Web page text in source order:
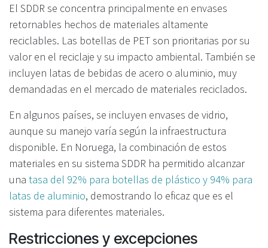
El SDDR se concentra principalmente en envases
retornables hechos de materiales altamente
reciclables. Las botellas de PET son prioritarias por su
valor en el reciclaje y su impacto ambiental. También se
incluyen latas de bebidas de acero o aluminio, muy
demandadas en el mercado de materiales reciclados.
En algunos países, se incluyen envases de vidrio,
aunque su manejo varía según la infraestructura
disponible. En Noruega, la combinación de estos
materiales en su sistema SDDR ha permitido alcanzar
una tasa del 92% para botellas de plástico y 94% para
latas de aluminio, demostrando lo eficaz que es el
sistema para diferentes materiales.
Restricciones y excepciones